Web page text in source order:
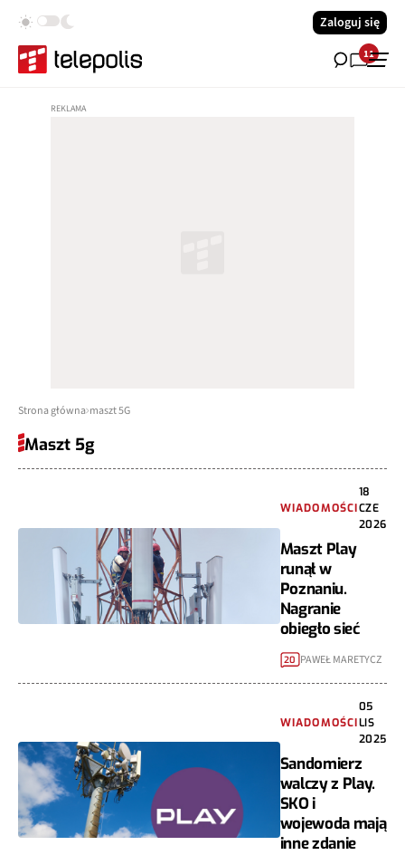
Zaloguj się
11
Strona główna maszt 5G
Maszt 5g
WIADOMOŚCI
18
CZE
2026
Maszt Play
runął w
Poznaniu.
Nagranie
obiegło sieć
20 PAWEŁ MARETYCZ
WIADOMOŚCI
05
LIS
2025
Sandomierz
walczy z Play.
SKO i
wojewoda mają
inne zdanie